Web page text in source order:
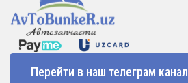
Перейти в наш телеграм канал